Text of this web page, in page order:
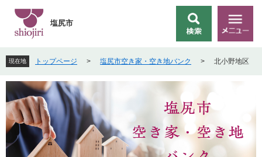
先
頭
で
。
を
飛
ば
て
本
文
へ
索
メ
ニ
ー
塩尻市
現在地 トップページ > 塩尻市空き家・空き地バンク > 北小野地区